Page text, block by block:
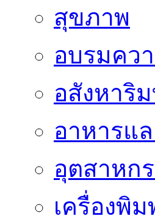
สุขภาพ
อบรมคว
อสังหาริ
อาหารแ
อุตสาหก
เครื่องพิ